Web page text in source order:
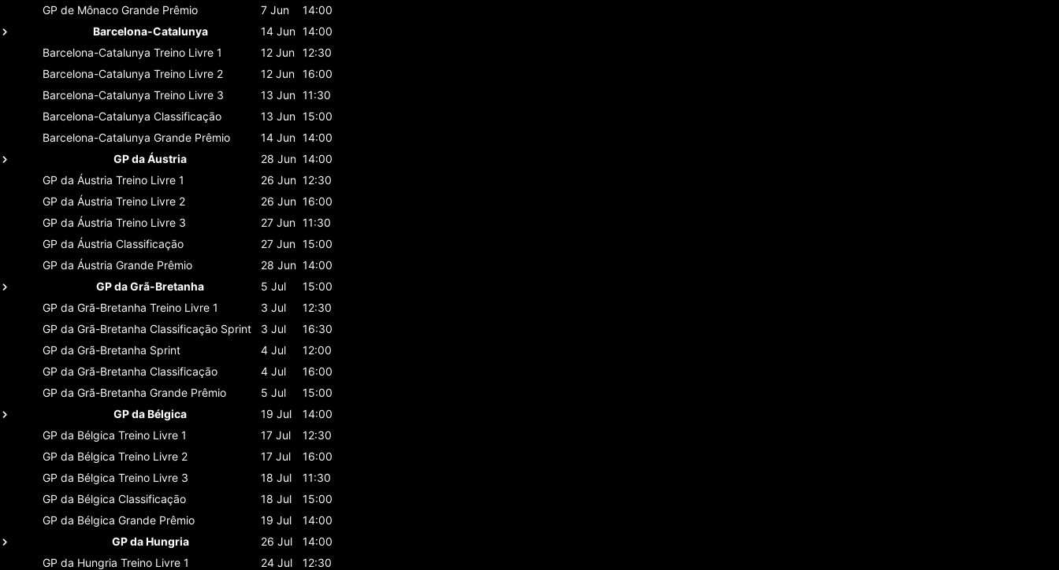
GP de Mônaco Grande Prêmio 7 Jun
14:00
Barcelona-Catalunya
14 Jun 14:00
Barcelona-Catalunya Treino Livre 1 12 Jun 12:30
Barcelona-Catalunya Treino Livre 2 12 Jun 16:00
Barcelona-Catalunya Treino Livre 3 13 Jun 11:30
Barcelona-Catalunya Classificaçāo 13 Jun 15:00
Barcelona-Catalunya Grande Prêmio 14 Jun 14:00
GP da Áustria
28 Jun 14:00
GP da Áustria Treino Livre 1 26 Jun 12:30
GP da Áustria Treino Livre 2 26 Jun 16:00
GP da Áustria Treino Livre 3 27 Jun 11:30
GP da Áustria Classificaçāo 27 Jun 15:00
GP da Áustria Grande Prêmio 28 Jun 14:00
GP da Grã-Bretanha
5 Jul
15:00
GP da Grã-Bretanha Treino Livre 1 3 Jul
12:30
GP da Grã-Bretanha Classificaçāo Sprint 3 Jul
16:30
GP da Grã-Bretanha Sprint 4 Jul
12:00
GP da Grã-Bretanha Classificaçāo 4 Jul
16:00
GP da Grã-Bretanha Grande Prêmio 5 Jul
15:00
GP da Bélgica
19 Jul
14:00
GP da Bélgica Treino Livre 1 17 Jul
12:30
GP da Bélgica Treino Livre 2 17 Jul
16:00
GP da Bélgica Treino Livre 3 18 Jul
11:30
GP da Bélgica Classificaçāo 18 Jul
15:00
GP da Bélgica Grande Prêmio 19 Jul
14:00
GP da Hungria
26 Jul
14:00
GP da Hungria Treino Livre 1 24 Jul
12:30